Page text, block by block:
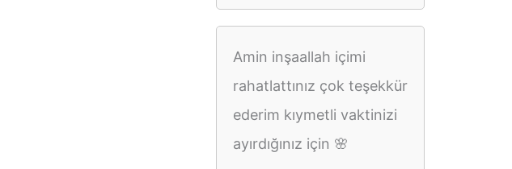
Amin inşaallah içimi
rahatlattınız çok teşekkür
ederim kıymetli vaktinizi
ayırdığınız için 🌸